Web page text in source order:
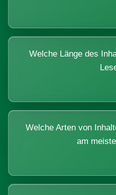
Welche Länge des
Welche Arten von
am